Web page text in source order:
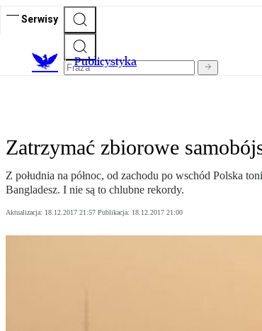
Serwisy
Publicystyka
Zatrzymać zbiorowe
Z południa na północ, od zachodu po wschód Polska
Bangladesz. I nie są to chlubne rekordy.
Aktualizacja: 18.12.2017 21:57 Publikacja: 18.12.2017 21:00